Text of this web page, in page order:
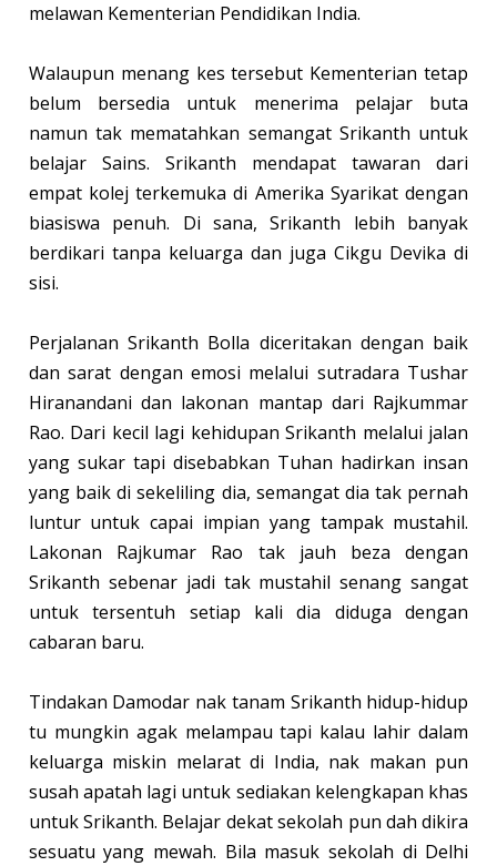
melawan Kementerian Pendidikan India.
Walaupun menang kes tersebut Kementerian tetap
belum bersedia untuk menerima pelajar buta
namun tak mematahkan semangat Srikanth untuk
belajar Sains. Srikanth mendapat tawaran dari
empat kolej terkemuka di Amerika Syarikat dengan
biasiswa penuh. Di sana, Srikanth lebih banyak
berdikari tanpa keluarga dan juga Cikgu Devika di
sisi.
Perjalanan Srikanth Bolla diceritakan dengan baik
dan sarat dengan emosi melalui sutradara Tushar
Hiranandani dan lakonan mantap dari Rajkummar
Rao. Dari kecil lagi kehidupan Srikanth melalui jalan
yang sukar tapi disebabkan Tuhan hadirkan insan
yang baik di sekeliling dia, semangat dia tak pernah
luntur untuk capai impian yang tampak mustahil.
Lakonan Rajkumar Rao tak jauh beza dengan
Srikanth sebenar jadi tak mustahil senang sangat
untuk tersentuh setiap kali dia diduga dengan
cabaran baru.
Tindakan Damodar nak tanam Srikanth hidup-hidup
tu mungkin agak melampau tapi kalau lahir dalam
keluarga miskin melarat di India, nak makan pun
susah apatah lagi untuk sediakan kelengkapan khas
untuk Srikanth. Belajar dekat sekolah pun dah dikira
sesuatu yang mewah. Bila masuk sekolah di Delhi